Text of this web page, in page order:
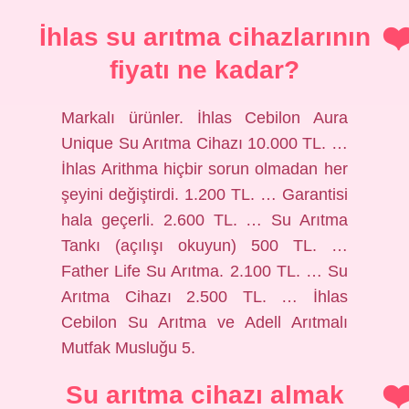
İhlas su arıtma cihazlarının
fiyatı ne kadar?
Markalı ürünler. İhlas Cebilon Aura
Unique Su Arıtma Cihazı 10.000 TL. …
İhlas Arithma hiçbir sorun olmadan her
şeyini değiştirdi. 1.200 TL. … Garantisi
hala geçerli. 2.600 TL. … Su Arıtma
Tankı (açılışı okuyun) 500 TL. …
Father Life Su Arıtma. 2.100 TL. … Su
Arıtma Cihazı 2.500 TL. … İhlas
Cebilon Su Arıtma ve Adell Arıtmalı
Mutfak Musluğu 5.
Su arıtma cihazı almak